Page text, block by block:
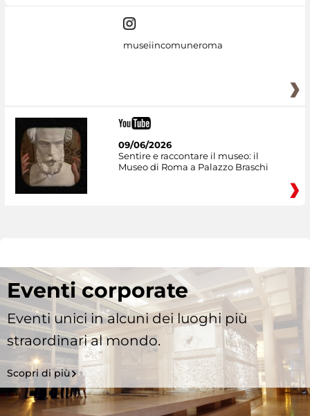
museiincomuneroma
09/06/2026
Sentire e raccontare il museo: il
Museo di Roma a Palazzo Braschi
Eventi corporate
Eventi unici in alcuni dei luoghi più
straordinari al mondo.
Scopri di più